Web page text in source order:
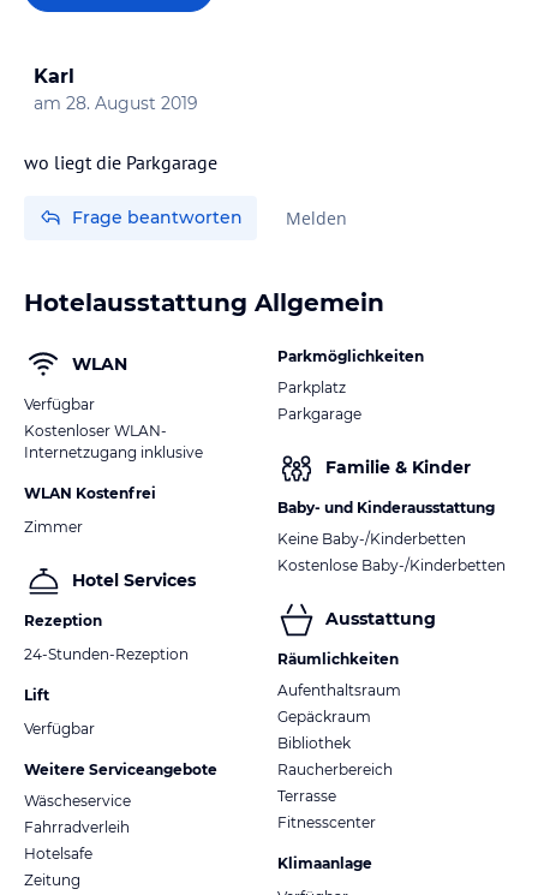
Karl
am 28. August 2019
wo liegt die Parkgarage
Frage beantworten Melden
Hotelausstattung Allgemein
WLAN
Verfügbar
Kostenloser WLAN-
Internetzugang inklusive
WLAN Kostenfrei
Zimmer
Hotel Services
Rezeption
24-Stunden-Rezeption
Lift
Verfügbar
Weitere Serviceangebote
Wäscheservice
Fahrradverleih
Hotelsafe
Zeitung
Parkmöglichkeiten
Parkplatz
Parkgarage
Familie & Kinder
Baby- und Kinderausstattung
Keine Baby-/Kinderbetten
Kostenlose Baby-/Kinderbetten
Ausstattung
Räumlichkeiten
Aufenthaltsraum
Gepäckraum
Bibliothek
Raucherbereich
Terrasse
Fitnesscenter
Klimaanlage